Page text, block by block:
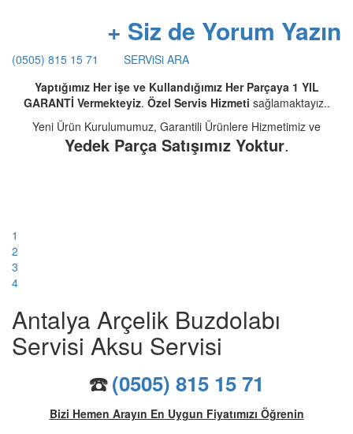
+ Siz de Yorum Yazın
(0505) 815 15 71
SERViSi ARA
Yaptığımız Her işe ve Kullandığımız Her Parçaya 1 YIL
GARANTİ Vermekteyiz. Özel Servis Hizmeti sağlamaktayız..
Yeni Ürün Kurulumumuz, Garantili Ürünlere Hizmetimiz ve
Yedek Parça Satışımız Yoktur.
1
2
3
4
Antalya Arçelik Buzdolabı
Servisi Aksu Servisi
☎️(0505) 815 15 71
Bizi Hemen Arayın En Uygun Fiyatımızı Öğrenin